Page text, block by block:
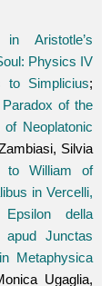
Aristotle’s
Physics IV
to Simplicius;
Paradox of the
Neoplatonic
Silvia
to William of
in Vercelli,
della
apud Junctas
Metaphysica
Ugaglia,